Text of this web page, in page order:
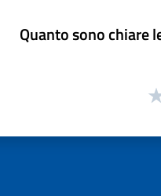
Quanto sono chiare